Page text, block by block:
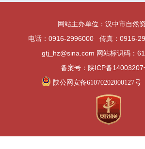
网站主办单位：汉中市自然
电话：0916-2996000 传真：0916-
gtj_hz@sina.com 网站标识码：
备案号：陕ICP备14003207
陕公网安备61070202000127号